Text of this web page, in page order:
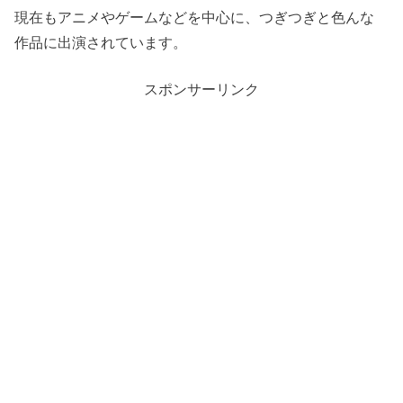
現在もアニメやゲームなどを中心に、つぎつぎと色んな
作品に出演されています。
スポンサーリンク